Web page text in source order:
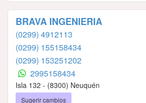
BRAVA INGENIERIA
(0299) 4912113
(0299) 155158434
(0299) 153251202
2995158434
Isla 132 - (8300) Neuquén
Sugerir cambios